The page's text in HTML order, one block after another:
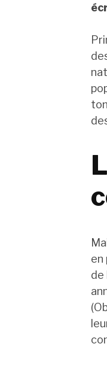
en
de